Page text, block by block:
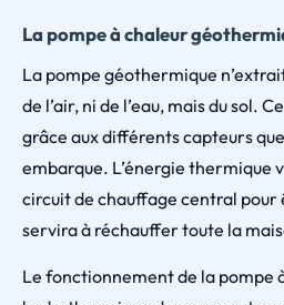
La pompe à chaleur
La pompe géothermique
de l’air, ni de l’eau, mais du sol.
grâce aux différents capteurs
embarque. L’énergie thermique
circuit de chauffage central
servira à réchauffer toute la
Le fonctionnement de la pompe